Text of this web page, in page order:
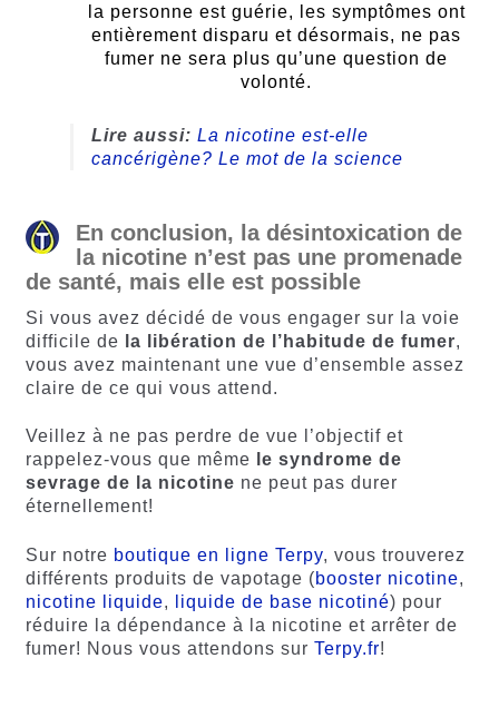
la personne est guérie, les symptômes ont
entièrement disparu et désormais, ne pas
fumer ne sera plus qu’une question de
volonté.
Lire aussi: La nicotine est-elle
cancérigène? Le mot de la science
En conclusion, la désintoxication de
la nicotine n’est pas une promenade
de santé, mais elle est possible
Si vous avez décidé de vous engager sur la voie
difficile de
la libération de l’habitude de fumer,
vous avez maintenant une vue d’ensemble assez
claire de ce qui vous attend.
Veillez à ne pas perdre de vue l’objectif et
rappelez-vous que même
le syndrome de
sevrage de la nicotine ne peut pas durer
éternellement!
Sur notre boutique en ligne Terpy, vous trouverez
différents produits de vapotage (booster nicotine,
nicotine liquide, liquide de base nicotiné) pour
réduire la dépendance à la nicotine et arrêter de
fumer! Nous vous attendons sur Terpy.fr!